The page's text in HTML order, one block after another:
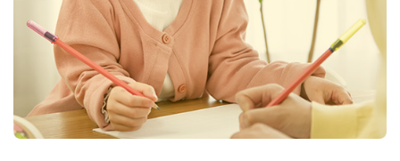
な？ 好奇心を育てよう！
7/20（月）11 ：00～1：00
体験から学ぶ
生活力/運動の基本をスキルアップ
3日間、大変充実した講習となっております。各日程におけ
る詳細は「もっと見る」からどうぞ（PDFにてお知ら